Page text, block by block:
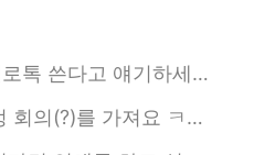
2019.05.04 14:17
드리고 예전에 한두번은 보여주기도 했는데 매일 "나 오늘 이런 얘기를 올렸어" "나 ...
사하는 것도 흔하진 않거든요 그래서 다 같이 보낼 수 있는 시간을 따로 가지는데...